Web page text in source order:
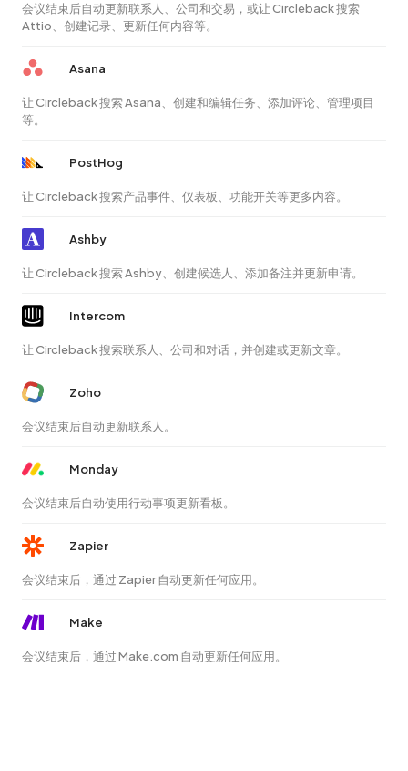
会议结束后自动更新联系人、公司和交易，或让 Circleback 搜索
Attio、创建记录、更新任何内容等。
Asana
让 Circleback 搜索 Asana、创建和编辑任务、添加评论、管理项目
等。
PostHog
让 Circleback 搜索产品事件、仪表板、功能开关等更多内容。
Ashby
让 Circleback 搜索 Ashby、创建候选人、添加备注并更新申请。
Intercom
让 Circleback 搜索联系人、公司和对话，并创建或更新文章。
Zoho
会议结束后自动更新联系人。
Monday
会议结束后自动使用行动事项更新看板。
Zapier
会议结束后，通过 Zapier 自动更新任何应用。
Make
会议结束后，通过 Make.com 自动更新任何应用。